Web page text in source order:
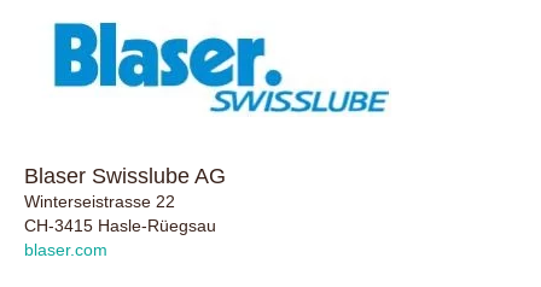
Blaser Swisslube AG
Winterseistrasse 22
CH-3415 Hasle-Rüegsau
blaser.com